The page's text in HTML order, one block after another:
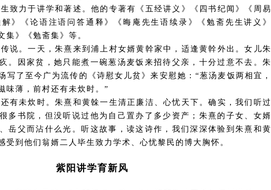
致力于讲学和著述。他的专著有《五经讲义》《四书纪闻》《周易
》《论语注语问答通释》《晦庵先生语续录》《勉斋先生讲义》
集》《勉斋集》等。
说。一天，朱熹来到浦上村女婿黄幹家中，适逢黄幹外出。女儿朱
。因家贫，她只能煮一碗葱汤麦饭来招待父亲，十分过意不去。朱
写了至今广为流传的《诗慰女儿贫》来安慰她：“葱汤麦饭两相宜，
味薄，前村还有未炊时。”
有未炊时。朱熹和黄榦一生清正廉洁、心忧天下。确实，我们听过
多书院，但没听说过他为自己置办了多少资产；朱熹的子女、女婿
岳父而沾什么光。听这故事，读这诗作，我们深深体验到朱熹和黄
受到他们翁婿二人毕生致力学术、心忧黎民的博大胸怀。
紫阳讲学育新风